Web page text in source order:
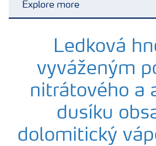
Explore more
Plány výživy
Hnojiva
Nástroje a služby
Ledková
vyváženým
nitrátového a
dusíku
dolomitický